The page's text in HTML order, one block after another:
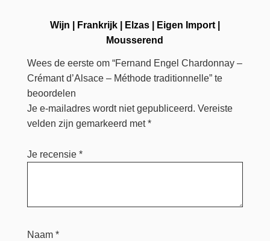
Wijn Frankrijk| Elzas| Eigen Import|
Mousserend
Wees de eerste om “Fernand Engel Chardonnay –
Crémant d’Alsace – Méthode traditionnelle” te
beoordelen
Je e-mailadres wordt niet gepubliceerd. Vereiste
velden zijn gemarkeerd met*
Je recensie *
Naam *